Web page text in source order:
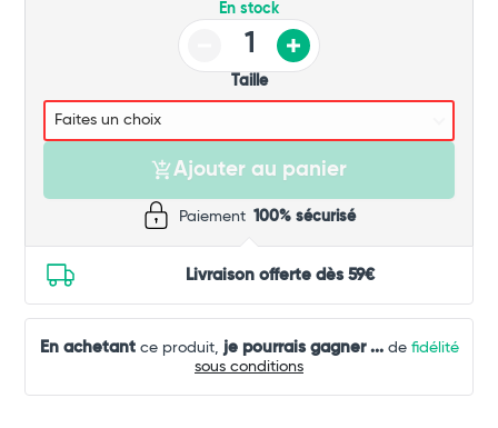
En stock
Taille
Ajouter au panier
Paiement 100% sécurisé
Livraison offerte dès 59€
En achetantce produit, je pourrais gagner ...de fidélité
sous conditions